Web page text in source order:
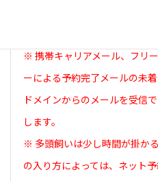
※ 携帯キャリアメール、フリ
ーによる予約完了メールの未
ドメインからのメールを受信
します。
※ 多頭飼いは少し時間が掛か
の入り方によっては、ネット